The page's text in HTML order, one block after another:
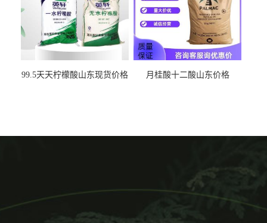
99.5天天柠檬酸山东现货价格 月桂酸十二酸山东价格